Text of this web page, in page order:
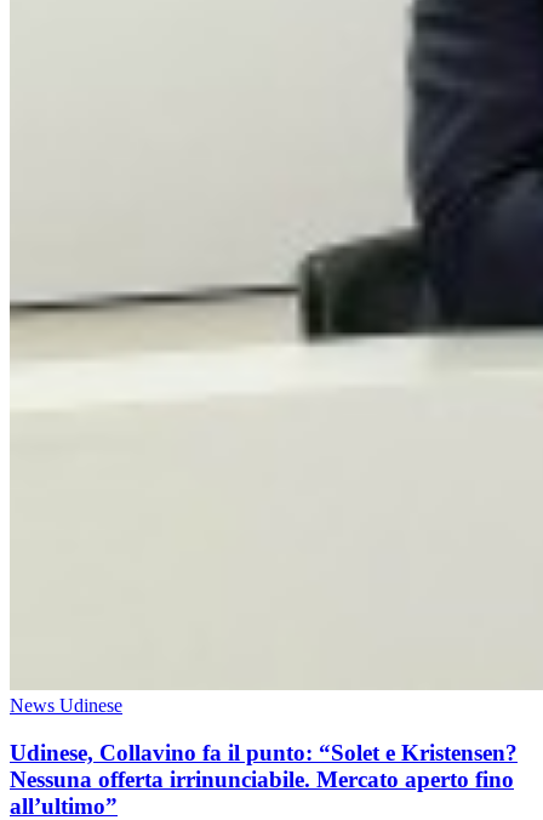
News Udinese
Udinese, Collavino fa il punto: “Solet e Kristensen?
Nessuna offerta irrinunciabile. Mercato aperto fino
all’ultimo”